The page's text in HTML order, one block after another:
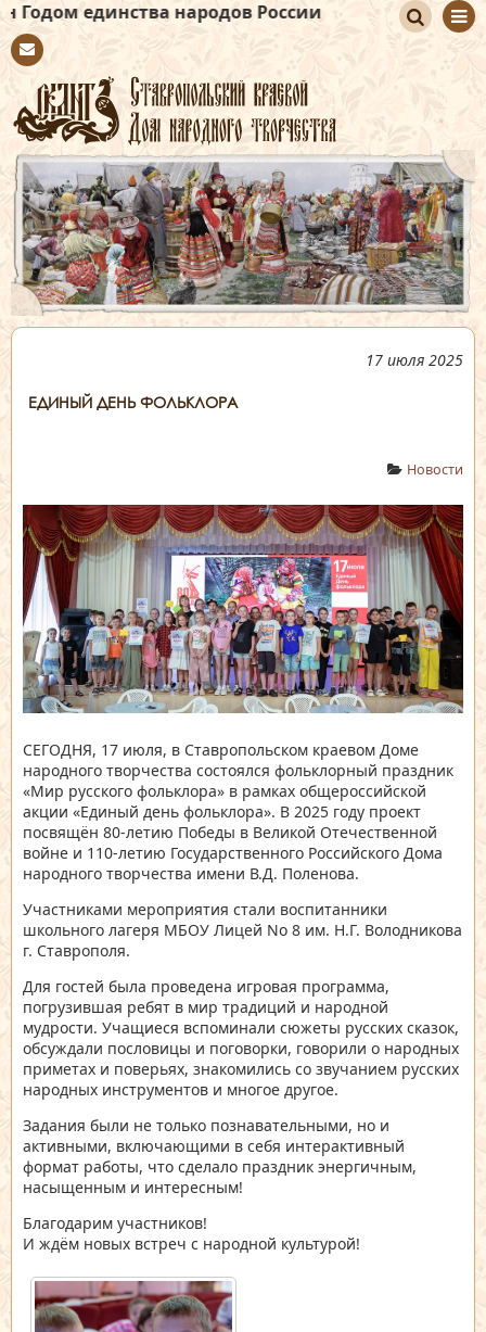
народов России
tact
иск
17 июля 2025
ЕДИНЫЙ ДЕНЬ ФОЛЬКЛОРА
Новости
СЕГОДНЯ, 17 июля, в Ставропольском краевом Доме
народного творчества состоялся фольклорный праздник
«Мир русского фольклора» в рамках общероссийской
акции «Единый день фольклора». В 2025 году проект
посвящён 80-летию Победы в Великой Отечественной
войне и 110-летию Государственного Российского Дома
народного творчества имени В.Д. Поленова.
Участниками мероприятия стали воспитанники
школьного лагеря МБОУ Лицей No 8 им. Н.Г. Володникова
г. Ставрополя.
Для гостей была проведена игровая программа,
погрузившая ребят в мир традиций и народной
мудрости. Учащиеся вспоминали сюжеты русских сказок,
обсуждали пословицы и поговорки, говорили о народных
приметах и поверьях, знакомились со звучанием русских
народных инструментов и многое другое.
Задания были не только познавательными, но и
активными, включающими в себя интерактивный
формат работы, что сделало праздник энергичным,
насыщенным и интересным!
Благодарим участников!
И ждём новых встреч с народной культурой!